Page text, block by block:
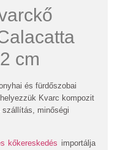
cm
és fürdőszobai
Kvarc kompozit
szállítás, minőségi
kőkereskedés importálja